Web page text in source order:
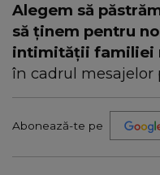
Alegem să
să ținem pentru
intimității familiei
în cadrul
Abonează-te pe